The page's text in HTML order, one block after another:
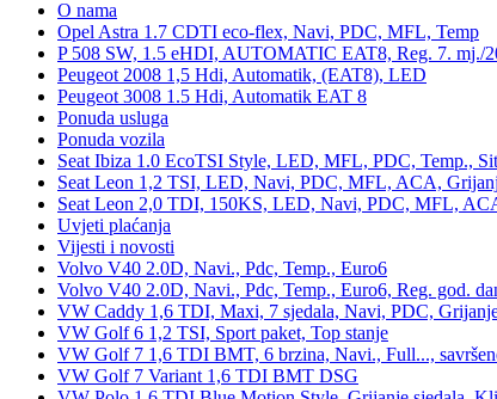
O nama
Opel Astra 1.7 CDTI eco-flex, Navi, PDC, MFL, Temp
P 508 SW, 1.5 eHDI, AUTOMATIC EAT8, Reg. 7. mj./
Peugeot 2008 1,5 Hdi, Automatik, (EAT8), LED
Peugeot 3008 1.5 Hdi, Automatik EAT 8
Ponuda usluga
Ponuda vozila
Seat Ibiza 1.0 EcoTSI Style, LED, MFL, PDC, Temp.,
Seat Leon 1,2 TSI, LED, Navi, PDC, MFL, ACA,
Seat Leon 2,0 TDI, 150KS, LED, Navi, PDC, MFL,
Uvjeti plaćanja
Vijesti i novosti
Volvo V40 2.0D, Navi., Pdc, Temp., Euro6
Volvo V40 2.0D, Navi., Pdc, Temp., Euro6, Reg. god.
VW Caddy 1,6 TDI, Maxi, 7 sjedala, Navi, PDC,
VW Golf 6 1,2 TSI, Sport paket, Top stanje
VW Golf 7 1,6 TDI BMT, 6 brzina, Navi., Full...,
VW Golf 7 Variant 1,6 TDI BMT DSG